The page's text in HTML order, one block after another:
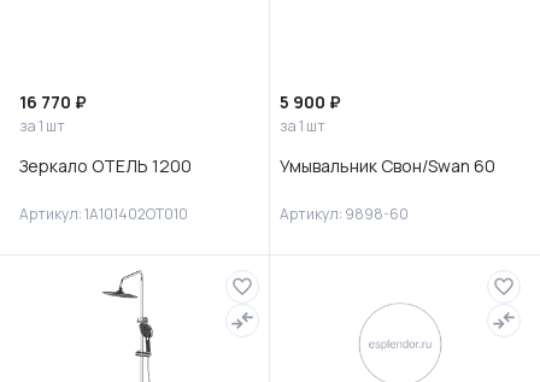
16 770 ₽
за 1 шт
Зеркало ОТЕЛЬ 1200
Артикул: 1A101402OT010
5 900 ₽
за 1 шт
Умывальник Свон/Swan 60
Артикул: 9898-60